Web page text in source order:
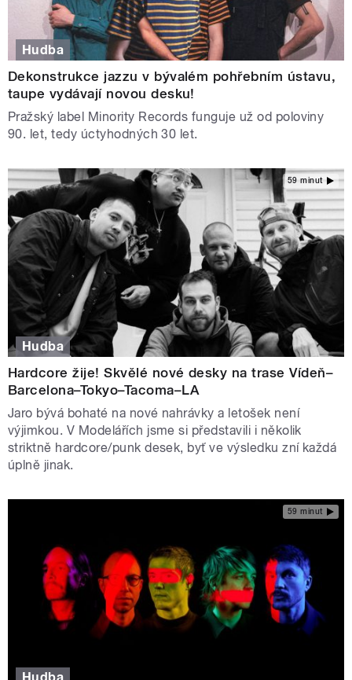
Hudba
Dekonstrukce jazzu v bývalém pohřebním ústavu,
taupe vydávají novou desku!
Pražský label Minority Records funguje už od poloviny
90. let, tedy úctyhodných 30 let.
59 minut
Hudba
Hardcore žije! Skvělé nové desky na trase Vídeň–
Barcelona–Tokyo–Tacoma–LA
Jaro bývá bohaté na nové nahrávky a letošek není
výjimkou. V Modelářích jsme si představili i několik
striktně hardcore/punk desek, byť ve výsledku zní každá
úplně jinak.
59 minut